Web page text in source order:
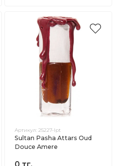
Артикул:25227-lpt
Sultan Pasha Attars Oud
Douce Amere